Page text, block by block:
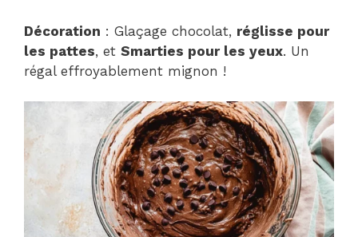
Décoration : Glaçage chocolat, réglisse pour
les pattes, et Smarties pour les yeux. Un
régal effroyablement mignon !